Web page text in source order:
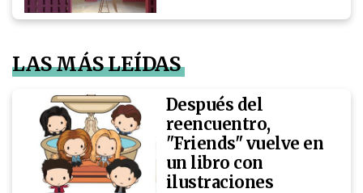
LAS MÁS LEÍDAS
Después del
reencuentro,
"Friends" vuelve en
un libro con
ilustraciones